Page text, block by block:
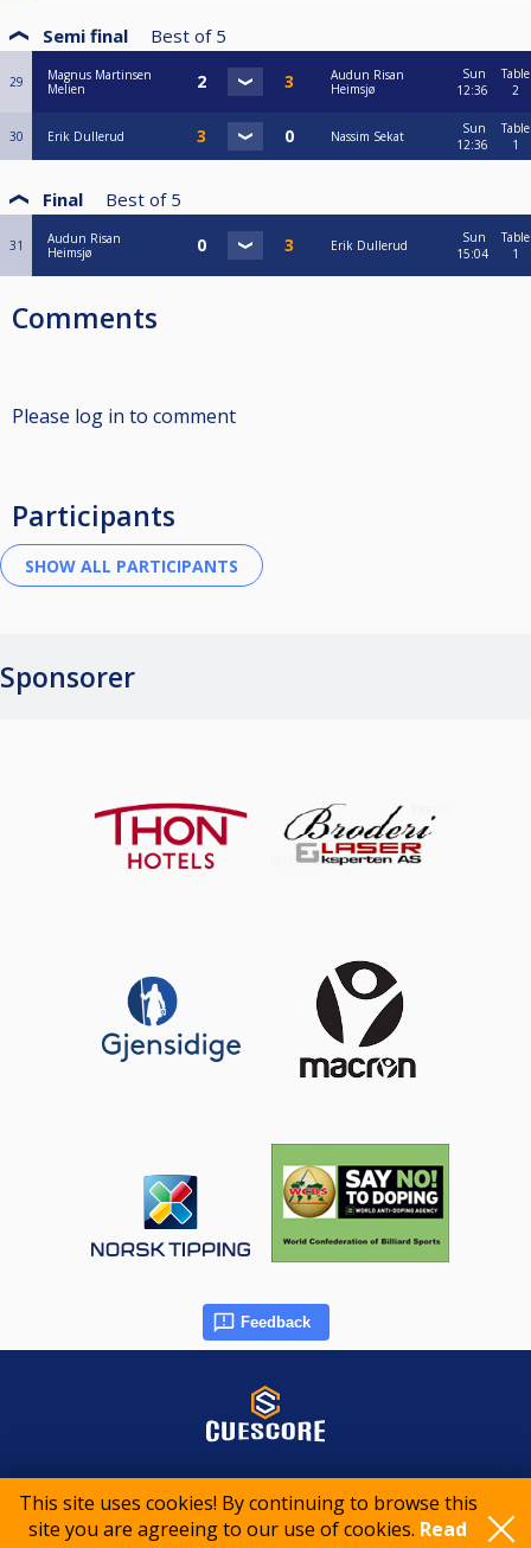
This site uses cookies! By continuing to browse this
site you are agreeing to our use of cookies. Read
Semi final Best of 5
29
Magnus Martinsen
Melien
Audun Risan
Heimsjø
Sun
12:36
Table
2
30 Erik Dullerud Nassim Sekat
Sun
12:36
Table
1
Final Best of 5
31
Audun Risan
Heimsjø
Erik Dullerud
Sun
15:04
Table
1
Comments
Please log in to comment
Participants
Sponsorer
Feedback
© 2015-2026 CueScore International